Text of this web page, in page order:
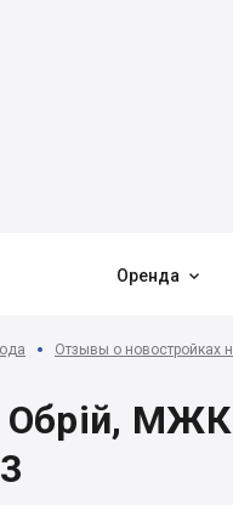
Оренда 
Отзывы о новостройках
Обрій,